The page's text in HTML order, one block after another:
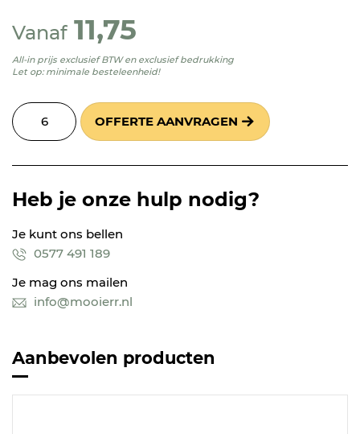
Vanaf 11,75
All-in prijs exclusief BTW en exclusief bedrukking
Let op: minimale besteleenheid!
OFFERTE AANVRAGEN
Heb je onze hulp nodig?
Je kunt ons bellen
0577 491 189
Je mag ons mailen
info@mooierr.nl
Aanbevolen producten